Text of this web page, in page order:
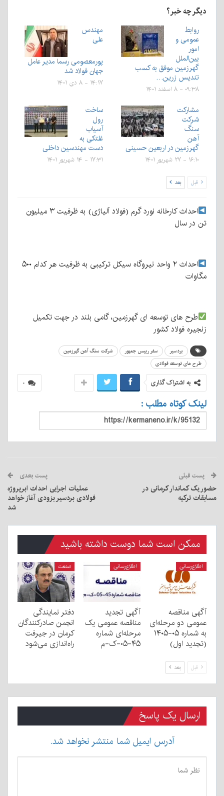
دیگر چه خبر؟
روابط‌
عمومی و
امور
بین‌الملل
گهرزمین موفق به کسب
تندیس زرین…
۰۹:۳۸ - ۸ اسفند ۱۴۰۱
مهندس
علی
پورمعصومی رسما مدیر عامل
جهان فولاد شد
۱۴:۱۷ - ۸ دی ۱۴۰۱
مشارکت
شرکت
سنگ
آهن
گهرزمین در اربعین حسینی
۱۶:۱۰ - ۲۷ شهریور ۱۴۰۱
ساخت
رول
آسیاب
غلتکی به
دست مهندسین داخلی
۱۷:۳۱ - ۱۴ شهریور ۱۴۰۱
قبل بعد
احداث کارخانه نورد گرم (فولاد آلیاژی) به ظرفیت ۳ میلیون
تن در سال
احداث ۲ واحد نیروگاه سیکل ترکیبی به ظرفیت هر کدام ۵۰۰
مگاوات
طرح های توسعه ای گهرزمین، گامی بلند در جهت تکمیل
زنجیره فولاد کشور
بردسیر سفر رییس جمهور
شرکت سنگ آهن گهرزمین
طرح های توسعه فولادی
۰ به اشتراک گذاری
لینک کوتاه مطلب :
پست قبلی
حضور یک کماندار کرمانی در
مسابقات ترکیه
پست بعدی
عملیات اجرایی احداث ابرپروژه
فولادی بردسیر بزودی آغاز خواهد
شد
ممکن است شما دوست داشته باشید
اطلاع‌رسانی
آگهی مناقصه
عمومی دو مرحله‌ای
به شماره ۰۵-۱۴۰۵
(تجدید اول)
اطلاع‌رسانی
آگهی تجدید
مناقصه عمومی یک
مرحله‌ای شماره
۴۵-۰۵-ک-م
صنعت
دفتر نمایندگی
انجمن صادرکنندگان
کرمان در جیرفت
راه‌اندازی می‌شود
قبل بعد
ارسال یک پاسخ
آدرس ایمیل شما منتشر نخواهد شد.